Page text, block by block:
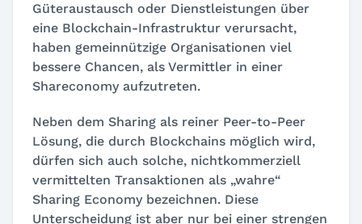
Güteraustausch oder Dienstleistungen über
eine Blockchain-Infrastruktur verursacht,
haben gemeinnützige Organisationen viel
bessere Chancen, als Vermittler in einer
Shareconomy aufzutreten.
Neben dem Sharing als reiner Peer-to-Peer
Lösung, die durch Blockchains möglich wird,
dürfen sich auch solche, nichtkommerziell
vermittelten Transaktionen als „wahre“
Sharing Economy bezeichnen. Diese
Unterscheidung ist aber nur bei einer strengen